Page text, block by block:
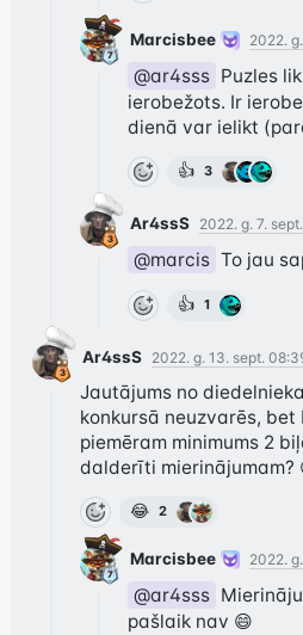
Marcisbee 2022.
@ar4sss Puzles
ierobežots. Ir
dienā var ielikt
👍 3
Ar4ssS 2022. g. 7.
@marcis To jau
👍 1
Ar4ssS 2022. g. 13. sept.
Jautājums no
konkursā neuzvarēs, bet
piemēram minimums 2
dalderīti mierinājumam?
😂 2
Marcisbee 2022.
@ar4sss
pašlaik nav 😄